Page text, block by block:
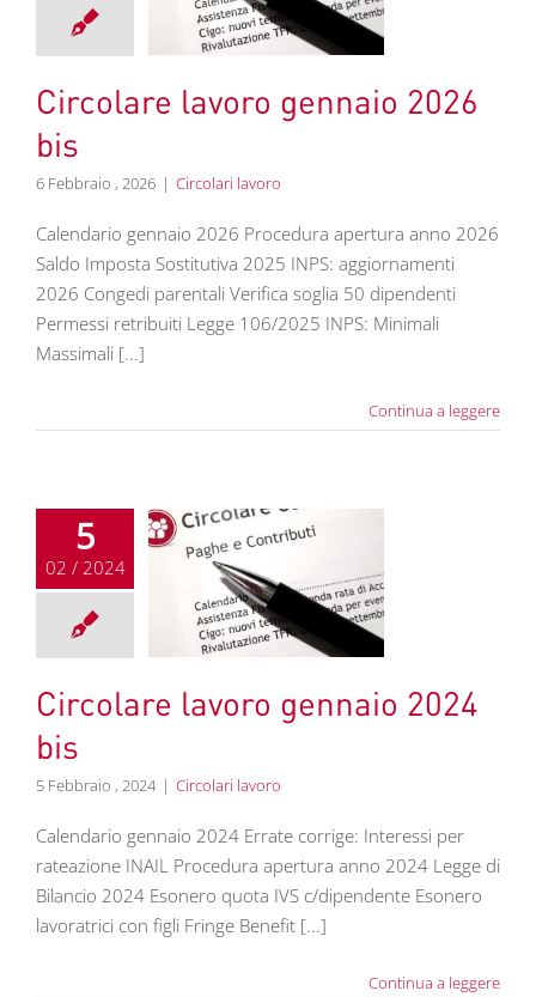
2026 bis
lavoro
Circolare lavoro gennaio 2026
bis
6 Febbraio , 2026 | Circolari lavoro
Calendario gennaio 2026 Procedura apertura anno 2026
Saldo Imposta Sostitutiva 2025 INPS: aggiornamenti
2026 Congedi parentali Verifica soglia 50 dipendenti
Permessi retribuiti Legge 106/2025 INPS: Minimali
Massimali [...]
Continua a leggere
5
02 / 2024
lavoro
2024 bis
lavoro
Circolare lavoro gennaio 2024
bis
5 Febbraio , 2024 | Circolari lavoro
Calendario gennaio 2024 Errate corrige: Interessi per
rateazione INAIL Procedura apertura anno 2024 Legge di
Bilancio 2024 Esonero quota IVS c/dipendente Esonero
lavoratrici con figli Fringe Benefit [...]
Continua a leggere